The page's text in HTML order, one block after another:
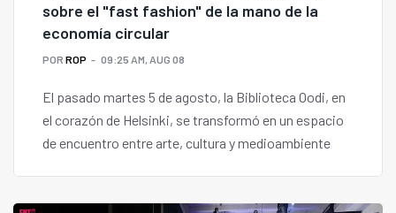
sobre el "fast fashion" de la mano de la
economía circular
POR ROP 09:25 AM, AUG 08
El pasado martes 5 de agosto, la Biblioteca Oodi, en
el corazón de Helsinki, se transformó en un espacio
de encuentro entre arte, cultura y medioambiente